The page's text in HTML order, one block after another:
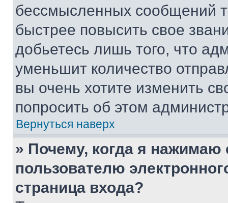
бессмысленных сообщений
быстрее повысить свое
добьетесь лишь того, что
уменьшит количество
вы очень хотите изменить
попросить об этом
Вернуться наверх
» Почему, когда я нажимаю
пользователю
страница входа?